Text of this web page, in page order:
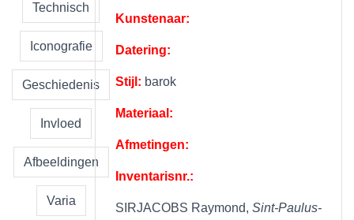
Technisch
Iconografie
Geschiedenis
Invloed
Afbeeldingen
Varia
Kunstenaar:
Datering:
Stijl: barok
Materiaal:
Afmetingen:
Inventarisnr.:
SIRJACOBS Raymond, Sint-Paulus-